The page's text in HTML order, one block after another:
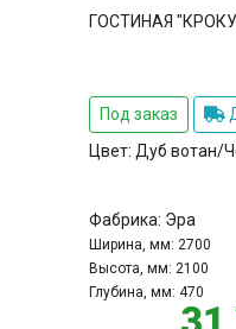
ГОСТИНАЯ
Под заказ
Цвет: Дуб вотан/
Фабрика: Эра
Ширина, мм: 2700
Высота, мм: 2100
Глубина, мм: 470